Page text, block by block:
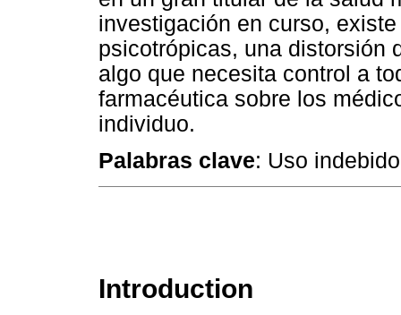
investigación en curso,
psicotrópicas, una distorsión
algo que necesita control a
farmacéutica sobre los
individuo.
Palabras clave: Uso
Introduction